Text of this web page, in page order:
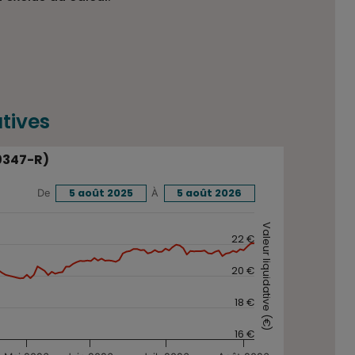
- PART R-C (H40347-R) sur une période donnée.
Valeur liquidative (€)
R-C (H40347-R)
De 5 août 2025 À 5 août 2026
16 €
18 €
20 €
22 €